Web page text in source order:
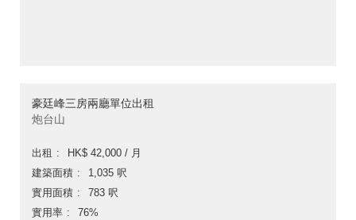
豪廷峰三房兩廳單位出租
炮台山
出租
HK$ 42,000 / 月
建築面積
1,035 呎
實用面積
783 呎
實用率
76%